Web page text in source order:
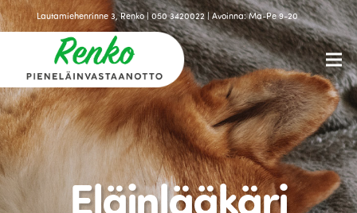
Lautamiehenrinne 3, Renko | 050 3420022 | Avoinna: Ma-Pe 9-20
Eläinlääkäri